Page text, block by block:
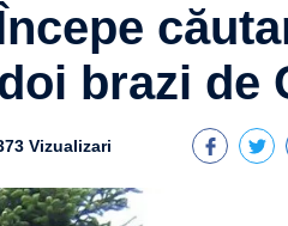
brazi de
Vizualizari